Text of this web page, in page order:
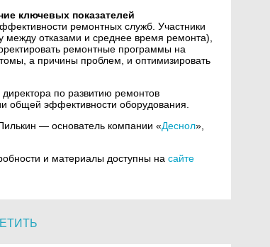
ключевых показателей
ремонтных служб. Участники
между отказами и среднее время ремонта),
ремонтные программы на
а причины проблем, и оптимизировать
по развитию ремонтов
общей эффективности оборудования.
— основатель компании «Деснол»,
и материалы доступны на сайте